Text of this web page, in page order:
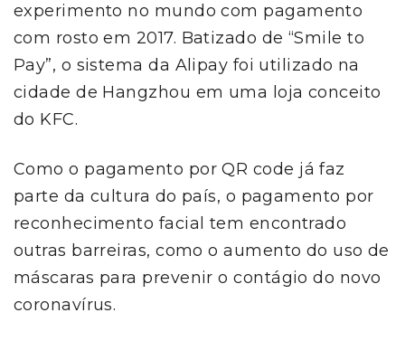
experimento no mundo com pagamento
com rosto em 2017. Batizado de “Smile to
Pay”, o sistema da Alipay foi utilizado na
cidade de Hangzhou em uma loja conceito
do KFC.
Como o pagamento por QR code já faz
parte da cultura do país, o pagamento por
reconhecimento facial tem encontrado
outras barreiras, como o aumento do uso de
máscaras para prevenir o contágio do novo
coronavírus.